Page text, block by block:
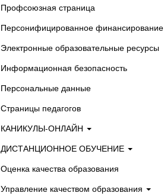
Профсоюзная страница
Персонифицированное финансирование
Электронные образовательные ресурсы
Информационная безопасность
Персональные данные
Страницы педагогов
КАНИКУЛЫ-ОНЛАЙН
ДИСТАНЦИОННОЕ ОБУЧЕНИЕ
Оценка качества образования
Управление качеством образования